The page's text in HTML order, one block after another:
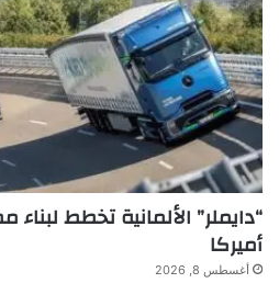
“دايملر” الألمانية تخطط
أميركا
أغسطس 8, 2026